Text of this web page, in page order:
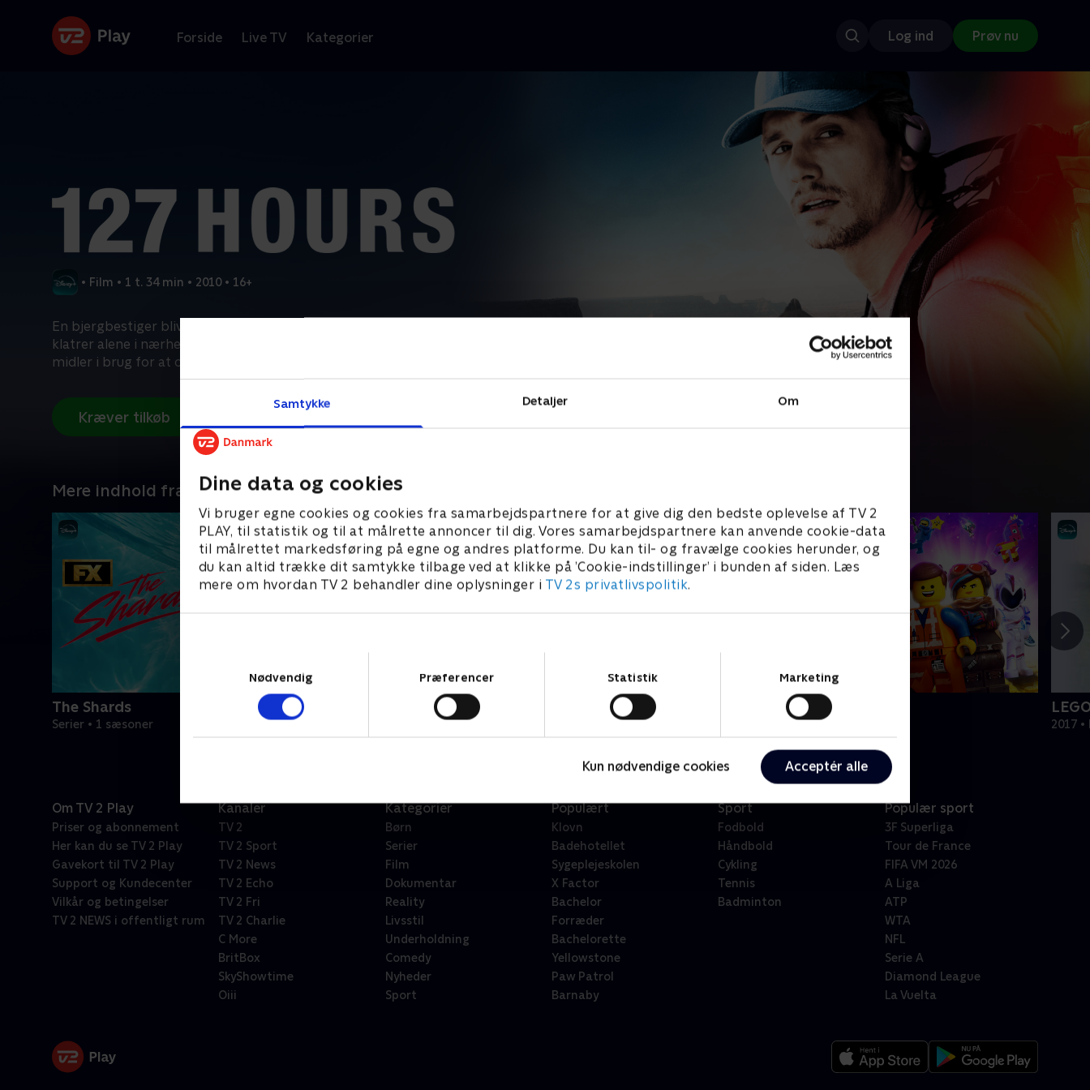
Samtykke Detaljer Om
Dine data og cookies
Vi bruger egne cookies og cookies fra samarbejdspartnere for at give dig den bedste oplevelse af TV 2
PLAY, til statistik og til at målrette annoncer til dig. Vores samarbejdspartnere kan anvende cookie-data
til målrettet markedsføring på egne og andres platforme. Du kan til- og fravælge cookies herunder, og
du kan altid trække dit samtykke tilbage ved at klikke på ’Cookie-indstillinger’ i bunden af siden. Læs
mere om hvordan TV 2 behandler dine oplysninger i TV 2s privatlivspolitik.
Nødvendig
Præferencer Statistik Marketing
Kun nødvendige cookies Acceptér alle
Forside Live TV Kategorier Log ind Prøv nu
• Film • 1 t. 34 min • 2010 • 16+
En bjergbestiger bliver fastklemt under en kæmpe sten, da han
klatrer alene i nærheden af Moab, Utah og må tage drastiske
midler i brug for at overleve.
Kræver tilkøb
Mere indhold fra Disney+
The Shards
Serier • 1 sæsoner
Star Wars: Visions Presents - The Ninth Jedi
Serier • 1 sæsoner
LEGO filmen 2
2019 • Film • 1 t. 47 min 2017
Om TV 2 Play
Priser og abonnement
Her kan du se TV 2 Play
Gavekort til TV 2 Play
Support og Kundecenter
Vilkår og betingelser
TV 2 NEWS i offentligt rum
Kanaler
TV 2
TV 2 Sport
TV 2 News
TV 2 Echo
TV 2 Fri
TV 2 Charlie
C More
BritBox
SkyShowtime
Oiii
Kategorier
Børn
Serier
Film
Dokumentar
Reality
Livsstil
Underholdning
Comedy
Nyheder
Sport
Populært
Klovn
Badehotellet
Sygeplejeskolen
X Factor
Bachelor
Forræder
Bachelorette
Yellowstone
Paw Patrol
Barnaby
Sport
Fodbold
Håndbold
Cykling
Tennis
Badminton
Populær sport
3F Superliga
Tour de France
FIFA VM 2026
A Liga
ATP
WTA
NFL
Serie A
Diamond League
La Vuelta